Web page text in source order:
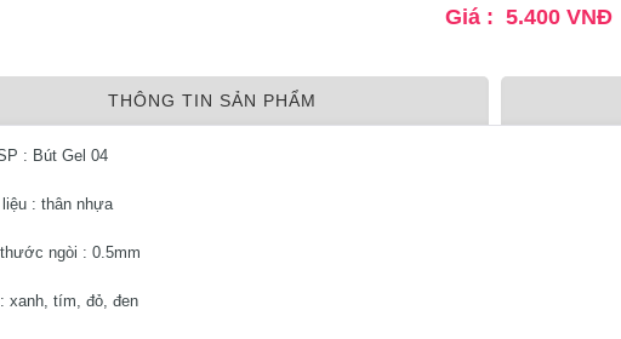
Giá : 5.400 VNĐ
THÔNG TIN SẢN PHẨM
: Bút Gel 04
: thân nhựa
ngòi : 0.5mm
xanh, tím, đỏ, đen